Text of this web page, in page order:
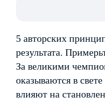
5 авторских
результата.
За великими
оказываются в
влияют на